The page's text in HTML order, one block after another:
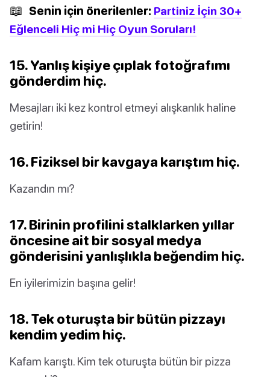
📖 Senin için önerilenler: Partiniz İçin 30+
Eğlenceli Hiç mi Hiç Oyun Soruları!
15. Yanlış kişiye çıplak fotoğrafımı
gönderdim hiç.
Mesajları iki kez kontrol etmeyi alışkanlık haline
getirin!
16. Fiziksel bir kavgaya karıştım hiç.
Kazandın mı?
17. Birinin profilini stalklarken yıllar
öncesine ait bir sosyal medya
gönderisini yanlışlıkla beğendim hiç.
En iyilerimizin başına gelir!
18. Tek oturuşta bir bütün pizzayı
kendim yedim hiç.
Kafam karıştı. Kim tek oturuşta bütün bir pizza